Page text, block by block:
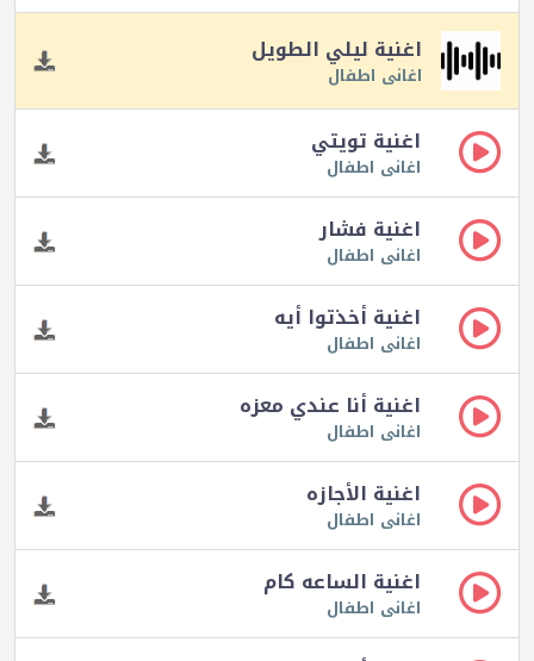
اغنية ليلي الطويل
اغانى اطفال
اغنية تويتي
اغانى اطفال
اغنية فشار
اغانى اطفال
اغنية أخذتوا أيه
اغانى اطفال
اغنية أنا عندي معزه
اغانى اطفال
اغنية الأجازه
اغانى اطفال
اغنية الساعه كام
اغانى اطفال